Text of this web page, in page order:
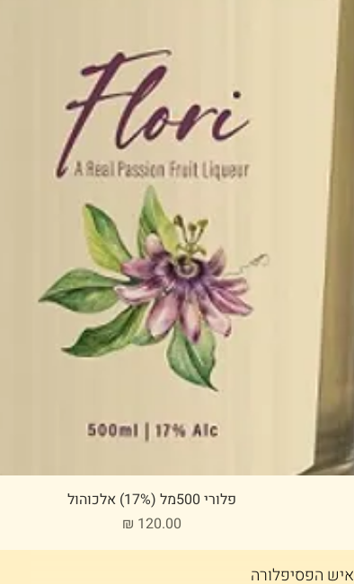
תצוגה מהירה
פלורי 500מל (17%) אלכוהול
מחיר
איש הפסיפלורה